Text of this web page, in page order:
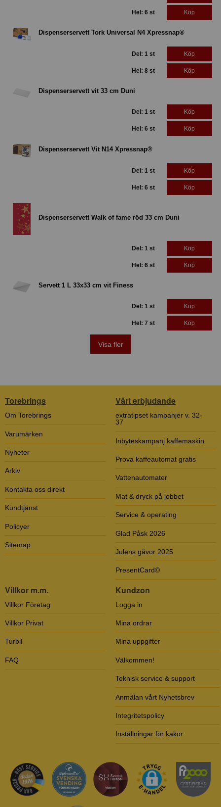
Hel: 6 st Köp
Dispenserservett Tork Universal N4 Xpressnap®
Del: 1 st Köp
Hel: 8 st Köp
Dispenserservett vit 33 cm Duni
Del: 1 st Köp
Hel: 6 st Köp
Dispenserservett Vit N14 Xpressnap®
Del: 1 st Köp
Hel: 6 st Köp
Dispenserservett Walk of fame röd 33 cm Duni
Del: 1 st Köp
Hel: 6 st Köp
Servett 1 L 33x33 cm vit Finess
Del: 1 st Köp
Hel: 7 st Köp
Visa fler
Torebrings
Om Torebrings
Varumärken
Nyheter
Arkiv
Kontakta oss direkt
Kundtjänst
Policyer
Sitemap
Vårt erbjudande
extratipset kampanjer v. 32-
37
Inbyteskampanj kaffemaskin
Prova kaffeautomat gratis
Vattenautomater
Mat & dryck på jobbet
Service & operating
Glad Påsk 2026
Julens gåvor 2025
PresentCard©
Villkor m.m.
Villkor Företag
Villkor Privat
Turbil
FAQ
Kundzon
Logga in
Mina ordrar
Mina uppgifter
Välkommen!
Teknisk service & support
Anmälan vårt Nyhetsbrev
Integritetspolicy
Inställningar för kakor